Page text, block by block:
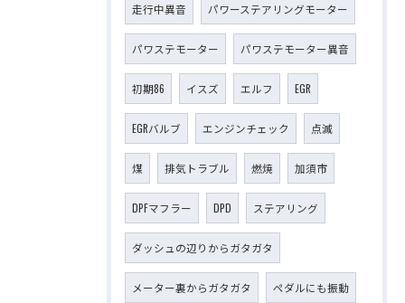
走行中異音 パワーステアリングモーター
パワステモーター パワステモーター異音
初期86 イスズ エルフ EGR
EGRバルブ エンジンチェック 点滅
煤 排気トラブル 燃焼 加須市
DPFマフラー DPD ステアリング
ダッシュの辺りからガタガタ
メーター裏からガタガタ ペダルにも振動